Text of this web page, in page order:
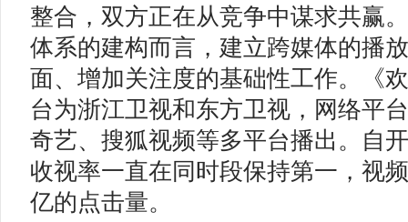
整合，双方正在从竞争中谋求共赢
体系的建构而言，建立跨媒体的播
面、增加关注度的基础性工作。《
台为浙江卫视和东方卫视，网络平
奇艺、搜狐视频等多平台播出。自
收视率一直在同时段保持第一，视
亿的点击量。